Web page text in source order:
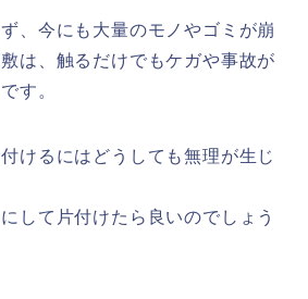
、今にも大量のモノやゴミが崩
は、触るだけでもケガや事故が
す。
けるにはどうしても無理が生じ
して片付けたら良いのでしょう